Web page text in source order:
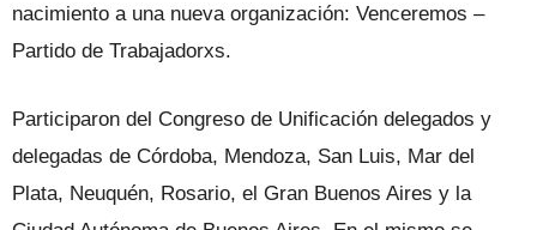
nacimiento a una nueva organización: Venceremos –
Partido de Trabajadorxs.
Participaron del Congreso de Unificación delegados y
delegadas de Córdoba, Mendoza, San Luis, Mar del
Plata, Neuquén, Rosario, el Gran Buenos Aires y la